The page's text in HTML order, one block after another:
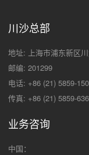
川沙总部
地址: 上海市浦东新区
邮编: 201299
电话: +86 (21) 5859-
传真: +86 (21) 5859-
业务咨询
中国：